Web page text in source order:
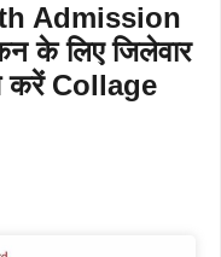
Admission
के लिए जिलेवार
करें Collage